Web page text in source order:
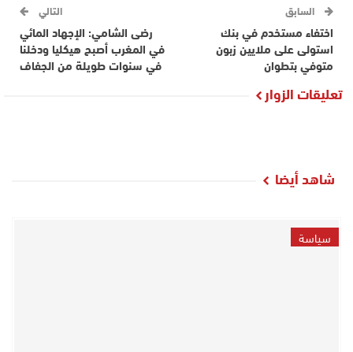
السابق
اختفاء مستخدم في بنك
استولى على ملايين زبون
متوفي بتطوان
التالي
رضى الشامي: الإجهاد المائي
في المغرب أصبح هيكليا ودخلنا
في سنوات طويلة من الجفاف
تعليقات الزوار
شاهد أيضا
سياسة